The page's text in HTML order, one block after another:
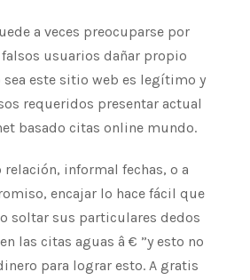
a veces preocuparse por
usuarios dañar propio
sea este sitio web es legítimo y
requeridos presentar actual
basado citas online mundo.
informal fechas, o a
encajar lo hace fácil que
soltar sus particulares dedos
las citas aguas â € ”y esto no
para lograr esto. A gratis